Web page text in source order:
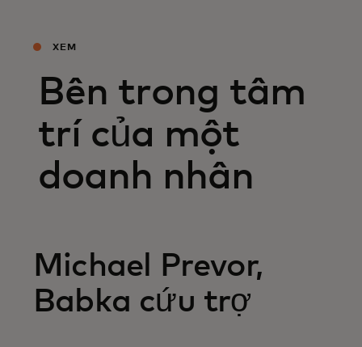
XEM
Bên trong tâm
trí của một
doanh nhân
Michael Prevor,
Babka cứu trợ